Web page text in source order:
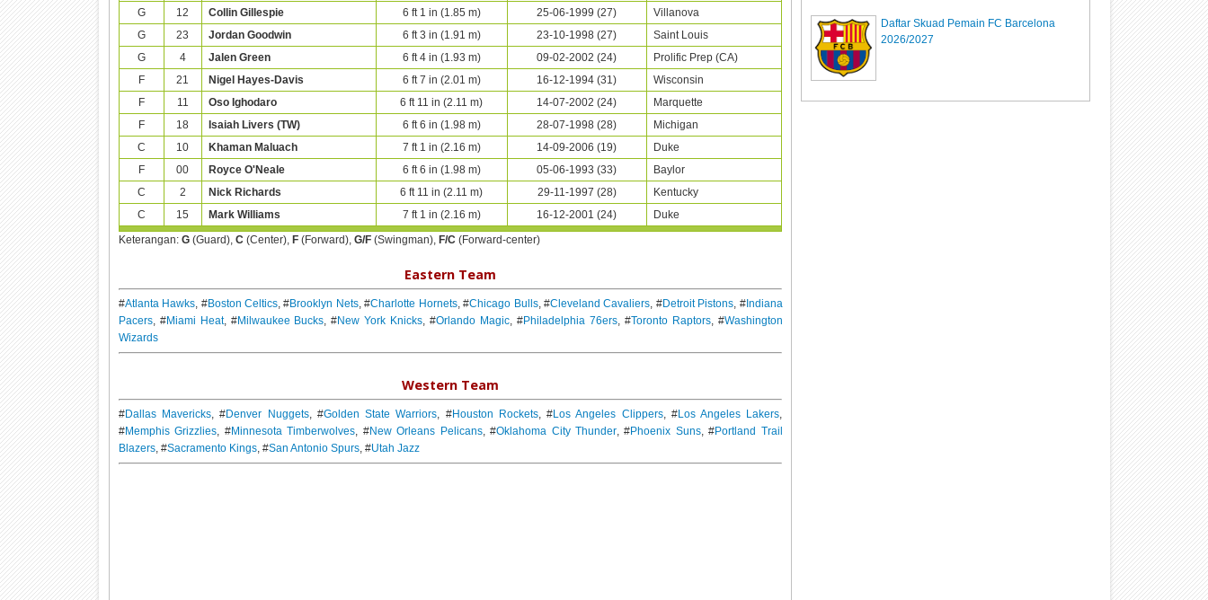
G
12 Collin Gillespie 6 ft 1 in (1.85 m) 25-06-1999 (27)
Villanova
G
23 Jordan Goodwin 6 ft 3 in (1.91 m) 23-10-1998 (27)
Saint Louis
G
4 Jalen Green 6 ft 4 in (1.93 m) 09-02-2002 (24)
Prolific Prep (CA)
F
21 Nigel Hayes-Davis 6 ft 7 in (2.01 m) 16-12-1994 (31)
Wisconsin
F
11 Oso Ighodaro 6 ft 11 in (2.11 m) 14-07-2002 (24)
Marquette
F
18 Isaiah Livers (TW) 6 ft 6 in (1.98 m) 28-07-1998 (28)
Michigan
C
10 Khaman Maluach 7 ft 1 in (2.16 m) 14-09-2006 (19)
Duke
F
00 Royce O'Neale 6 ft 6 in (1.98 m) 05-06-1993 (33)
Baylor
C
2 Nick Richards 6 ft 11 in (2.11 m) 29-11-1997 (28)
Kentucky
C
15 Mark Williams 7 ft 1 in (2.16 m) 16-12-2001 (24)
Duke
Keterangan: G(Guard), C(Center), F(Forward), G/F(Swingman), F/C(Forward-center)
Eastern Team
#Atlanta Hawks , #Boston Celtics , #Brooklyn Nets, #Charlotte Hornets, #Chicago Bulls, #Cleveland Cavaliers , #Detroit Pistons , #Indiana
Pacers, #Miami Heat, #Milwaukee Bucks , #New York Knicks , #Orlando Magic , #Philadelphia 76ers, #Toronto Raptors, #Washington
Wizards
Western Team
#Dallas Mavericks , #Denver Nuggets, #Golden State Warriors , #Houston Rockets, #Los Angeles Clippers, #Los Angeles Lakers
#Memphis Grizzlies , #Minnesota Timberwolves , #New Orleans Pelicans, #Oklahoma City Thunder, #Phoenix Suns, #Portland Trail
Blazers, #Sacramento Kings, #San Antonio Spurs, #Utah Jazz
Daftar Skuad Pemain FC Barcelona
2026/2027